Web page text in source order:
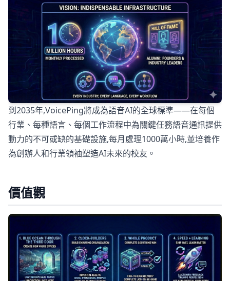
到2035年,VoicePing將成為語音AI的全球標準——在每個
行業、每種語言、每個工作流程中為關鍵任務語音通訊提供
動力的不可或缺的基礎設施,每月處理1000萬小時,並培養作
為創辦人和行業領袖塑造AI未來的校友。
價值觀